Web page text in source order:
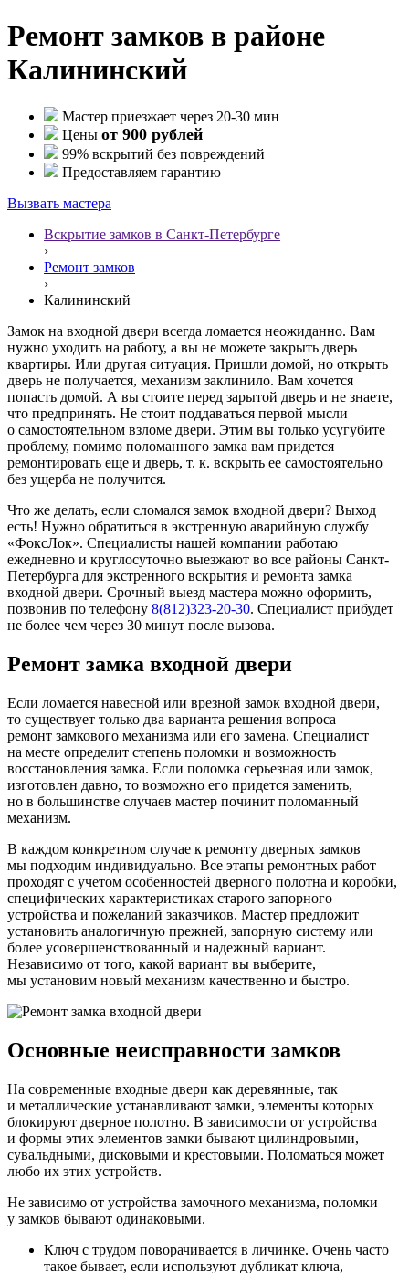
Ремонт замков в районе
Калининский
Мастер приезжает через 20-30 мин
Цены от 900 рублей
99% вскрытий без повреждений
Предоставляем гарантию
Вызвать мастера
Вскрытие замков в Санкт-Петербурге
›
Ремонт замков
›
Калининский
Замок на входной двери всегда ломается неожиданно. Вам
нужно уходить на работу, а вы не можете закрыть дверь
квартиры. Или другая ситуация. Пришли домой, но открыть
дверь не получается, механизм заклинило. Вам хочется
попасть домой. А вы стоите перед зарытой дверь и не знаете,
что предпринять. Не стоит поддаваться первой мысли
о самостоятельном взломе двери. Этим вы только усугубите
проблему, помимо поломанного замка вам придется
ремонтировать еще и дверь, т. к. вскрыть ее самостоятельно
без ущерба не получится.
Что же делать, если сломался замок входной двери? Выход
есть! Нужно обратиться в экстренную аварийную службу
«ФоксЛок». Специалисты нашей компании работаю
ежедневно и круглосуточно выезжают во все районы Санкт-
Петербурга для экстренного вскрытия и ремонта замка
входной двери. Срочный выезд мастера можно оформить,
позвонив по телефону 8(812)323-20-30. Специалист прибудет
не более чем через 30 минут после вызова.
Ремонт замка входной двери
Если ломается навесной или врезной замок входной двери,
то существует только два варианта решения вопроса —
ремонт замкового механизма или его замена. Специалист
на месте определит степень поломки и возможность
восстановления замка. Если поломка серьезная или замок,
изготовлен давно, то возможно его придется заменить,
но в большинстве случаев мастер починит поломанный
механизм.
В каждом конкретном случае к ремонту дверных замков
мы подходим индивидуально. Все этапы ремонтных работ
проходят с учетом особенностей дверного полотна и коробки,
специфических характеристиках старого запорного
устройства и пожеланий заказчиков. Мастер предложит
установить аналогичную прежней, запорную систему или
более усовершенствованный и надежный вариант.
Независимо от того, какой вариант вы выберите,
мы установим новый механизм качественно и быстро.
Основные неисправности замков
На современные входные двери как деревянные, так
и металлические устанавливают замки, элементы которых
блокируют дверное полотно. В зависимости от устройства
и формы этих элементов замки бывают цилиндровыми,
сувальдными, дисковыми и крестовыми. Поломаться может
любо их этих устройств.
Не зависимо от устройства замочного механизма, поломки
у замков бывают одинаковыми.
Ключ с трудом поворачивается в личинке. Очень часто
такое бывает, если используют дубликат ключа,